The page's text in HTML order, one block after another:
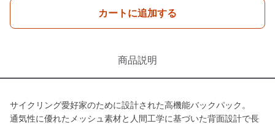
カートに追加する
商品説明
サイクリング愛好家のために設計された高機能バックパック。
通気性に優れたメッシュ素材と人間工学に基づいた背面設計で長